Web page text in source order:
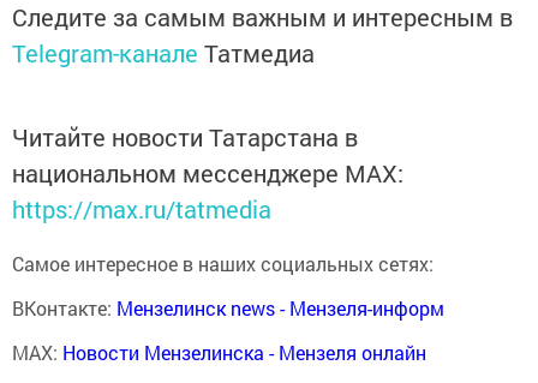
Следите за самым важным и интересным в
Telegram-канале Татмедиа
Читайте новости Татарстана в
национальном мессенджере MАХ:
https://max.ru/tatmedia
Самое интересное в наших социальных сетях:
ВКонтакте: Мензелинск news - Мензеля-информ
MAX: Новости Мензелинска - Мензеля онлайн